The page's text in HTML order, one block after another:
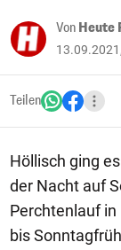
Von Heute
Teilen
Höllisch ging
der Nacht auf
Perchtenlauf
bis